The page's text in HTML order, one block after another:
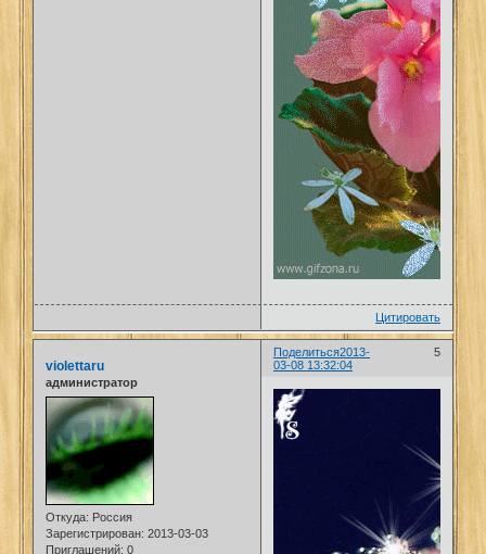
Цитировать
Поделиться 5
2013-
03-08 13:32:04
violettaru
администратор
Откуда: Россия
Зарегистрирован: 2013-03-03
Приглашений: 0